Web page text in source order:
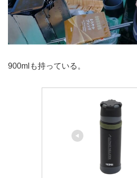
900mlも持っている。